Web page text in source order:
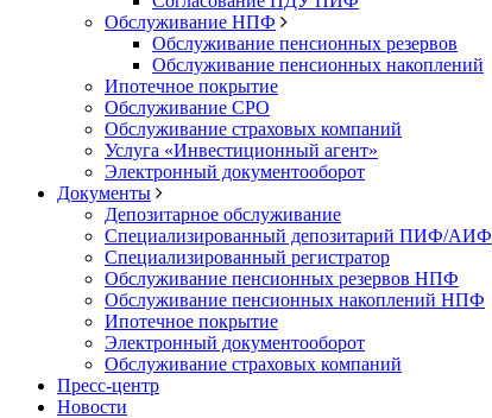
Обслуживание НПФ
Обслуживание пенсионных резервов
Обслуживание пенсионных накоплений
Ипотечное покрытие
Обслуживание СРО
Обслуживание страховых компаний
Услуга «Инвестиционный агент»
Электронный документооборот
Документы
Депозитарное обслуживание
Специализированный депозитарий ПИФ/АИФ
Специализированный регистратор
Обслуживание пенсионных резервов НПФ
Обслуживание пенсионных накоплений НПФ
Ипотечное покрытие
Электронный документооборот
Обслуживание страховых компаний
Пресс-центр
Новости